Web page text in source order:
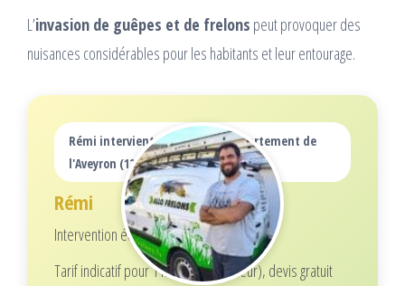
L’invasion de guêpes et de frelons peut provoquer des
nuisances considérables pour les habitants et leur entourage.
Rémi intervient dans tout le département de
l'Aveyron (12)
Rémi
Intervention écoresponsable
Tarif indicatif pour 1 nid (selon hauteur), devis gratuit